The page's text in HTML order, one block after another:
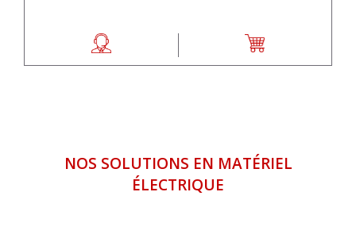
NOS SOLUTIONS EN MATÉRIEL
ÉLECTRIQUE